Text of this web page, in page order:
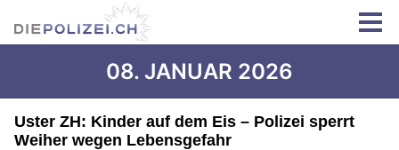
08. JANUAR 2026
Uster ZH: Kinder auf dem Eis – Polizei sperrt
Weiher wegen Lebensgefahr